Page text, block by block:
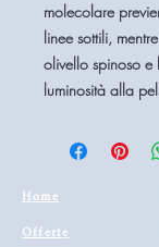
molecolare
linee sottili,
olivello spinoso
luminosità alla
Home
Offerte